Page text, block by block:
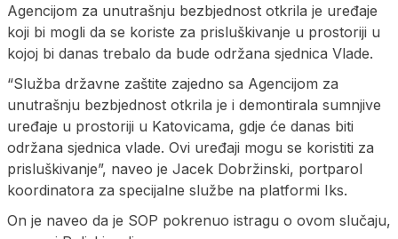
Agencijom za unutrašnju bezbjednost otkrila je uređaje
koji bi mogli da se koriste za prisluškivanje u prostoriji u
kojoj bi danas trebalo da bude održana sjednica Vlade.
“Služba državne zaštite zajedno sa Agencijom za
unutrašnju bezbjednost otkrila je i demontirala sumnjive
uređaje u prostoriji u Katovicama, gdje će danas biti
održana sjednica vlade. Ovi uređaji mogu se koristiti za
prisluškivanje”, naveo je Jacek Dobržinski, portparol
koordinatora za specijalne službe na platformi Iks.
On je naveo da je SOP pokrenuo istragu o ovom slučaju,